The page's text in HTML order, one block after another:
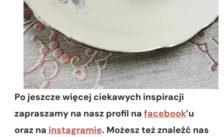
Po jeszcze więcej ciekawych inspiracji
zapraszamy na nasz profil na facebook’u
oraz na instagramie. Możesz też znaleźć nas